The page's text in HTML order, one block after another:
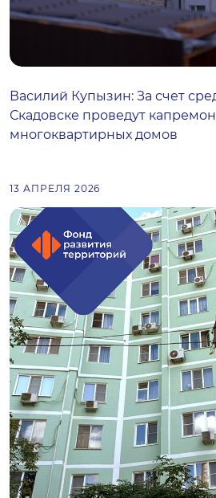
Василий Купызин: За счет
Скадовске проведут
многоквартирных домов
13 АПРЕЛЯ 2026